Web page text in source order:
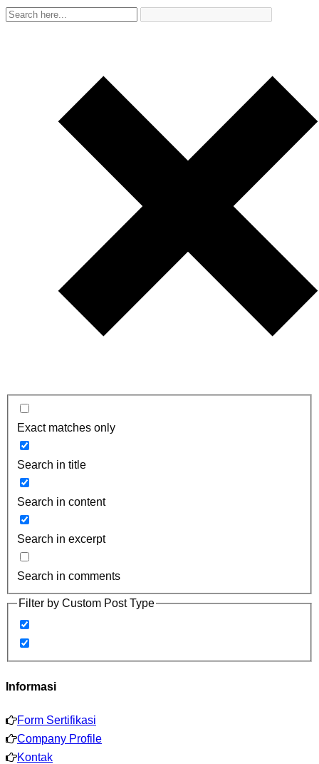
Exact matches only
Search in title
Search in content
Search in excerpt
Search in comments
Filter by Custom Post Type
Informasi
Form Sertifikasi
Company Profile
Kontak